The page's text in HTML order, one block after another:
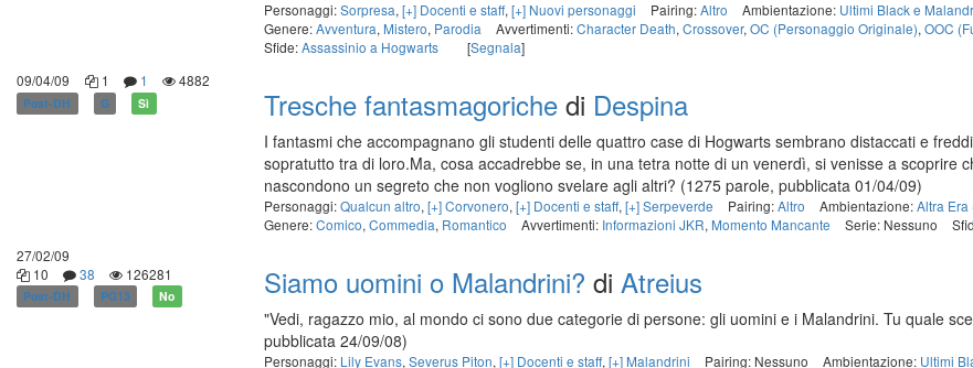
Personaggi:Sorpresa, [+] Docenti e staff, [+] Nuovi personaggi Pairing:Altro Ambientazione: Ultimi Black e
Genere:Avventura, Mistero, Parodia Avvertimenti:Character Death, Crossover, OC (Personaggio Originale), OOC
Sfide:Assassinio a Hogwarts [Segnala]
09/04/09
1 1 4882
Post-DH G Sì Tresche fantasmagoriche di Despina
I fantasmi che accompagnano gli studenti delle quattro case di Hogwarts sembrano distaccati e
sopratutto tra di loro.Ma, cosa accadrebbe se, in una tetra notte di un venerdì, si venisse a scoprire
nascondono un segreto che non vogliono svelare agli altri? (1275 parole, pubblicata 01/04/09)
Personaggi:Qualcun altro, [+] Corvonero, [+] Docenti e staff, [+] Serpeverde Pairing:Altro Ambientazione:Altra Era
Genere:Comico, Commedia, Romantico Avvertimenti: Informazioni JKR, Momento Mancante Serie: Nessuno
27/02/09
10
38 126281
Post-DH PG13 No Siamo uomini o Malandrini? di Atreius
"Vedi, ragazzo mio, al mondo ci sono due categorie di persone: gli uomini e i Malandrini. Tu quale
pubblicata 24/09/08)
Personaggi: Lily Evans, Severus Piton, [+] Docenti e staff, [+] Malandrini Pairing: Nessuno Ambientazione: Ultimi